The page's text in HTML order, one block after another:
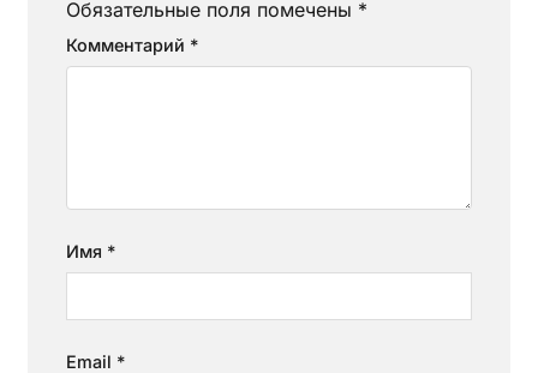
Обязательные поля помечены *
Комментарий *
Имя *
Email *